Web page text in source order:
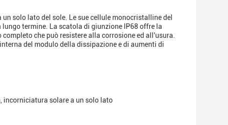
solo lato del sole. Le sue cellule monocristalline del
termine. La scatola di giunzione IP68 offre la
che può resistere alla corrosione ed all'usura.
del modulo della dissipazione e di aumenti di
incorniciatura solare a un solo lato